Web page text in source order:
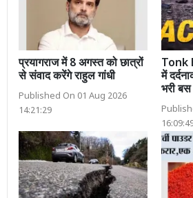
प्रयागराज में 8 अगस्त को छात्रों
से संवाद करेंगे राहुल गांधी
Published On 01 Aug 2026
14:21:29
Tonk
में
भरी